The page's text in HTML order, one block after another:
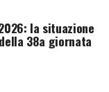
la situazione
38a giornata